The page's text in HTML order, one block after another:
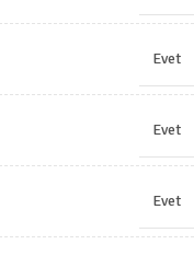
Evet
Evet
Evet